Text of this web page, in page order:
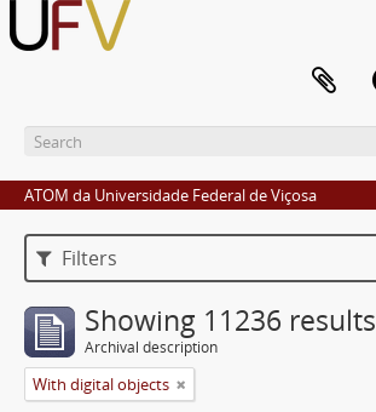
ATOM da Universidade Federal de Viçosa
Filters
Showing 11236 results
Archival description
With digital objects